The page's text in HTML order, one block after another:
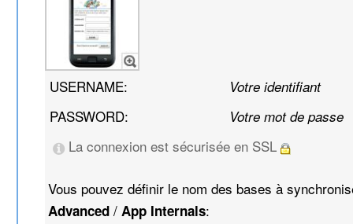
USERNAME: Votre identifiant
PASSWORD: Votre mot de passe
La connexion est sécurisée en SSL
Vous pouvez définir le nom des bases à
Advanced /App Internals: